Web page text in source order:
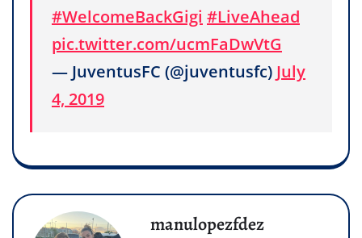
#WelcomeBackGigi #LiveAhead
pic.twitter.com/ucmFaDwVtG
— JuventusFC (@juventusfc) July
4, 2019
manulopezfdez